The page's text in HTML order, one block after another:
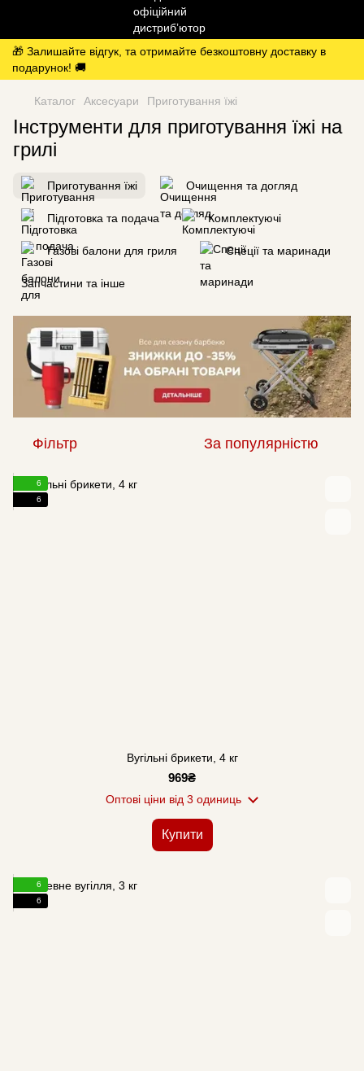
🎁 Залишайте відгук, та отримайте безкоштовну доставку в
подарунок! 🚚
Каталог Аксесуари Приготування їжі
Інструменти для приготування їжі на
грилі
Приготування їжі Очищення та догляд
Підготовка та подача Комплектуючі
Газові балони для гриля Спеції та маринади
Запчастини та інше
Фільтр За популярністю
6
6
Вугільні брикети, 4 кг
969₴
Оптові ціни від 3 одиниць
Купити
6
6